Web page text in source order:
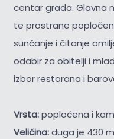
centar grada. Glavna
te prostrane
sunčanje i čitanje
odabir za obitelji i
izbor restorana i
Vrsta:popločena i
Veličina:duga je 430